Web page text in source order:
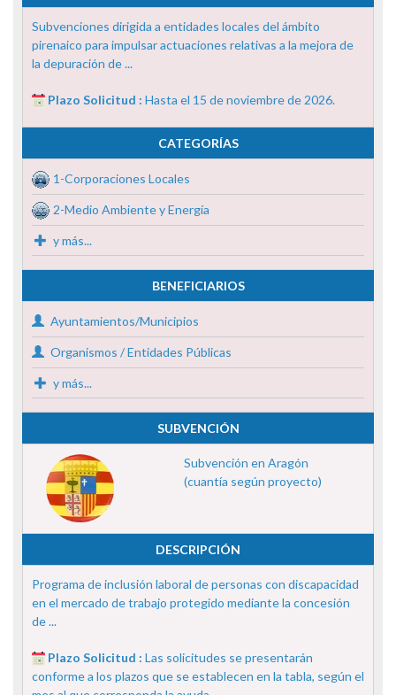
Subvenciones dirigida a entidades locales del ámbito
pirenaico para impulsar actuaciones relativas a la mejora de
la depuración de ...
Plazo Solicitud : Hasta el 15 de noviembre de 2026.
CATEGORÍAS
1-Corporaciones Locales
2-Medio Ambiente y Energía
y más...
BENEFICIARIOS
Ayuntamientos/Municipios
Organismos / Entidades Públicas
y más...
SUBVENCIÓN
Subvención en Aragón
(cuantía según proyecto)
DESCRIPCIÓN
Programa de inclusión laboral de personas con discapacidad
en el mercado de trabajo protegido mediante la concesión
de ...
Plazo Solicitud : Las solicitudes se presentarán
conforme a los plazos que se establecen en la tabla, según el